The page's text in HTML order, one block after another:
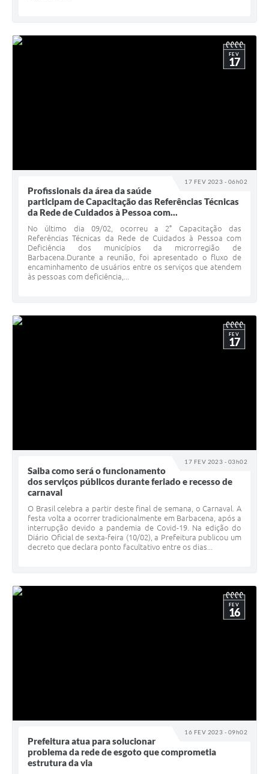
17 FEV 2023 - 06h02
FEV
17
Profissionais da área da saúde
participam de Capacitação das Referências Técnicas
da Rede de Cuidados à Pessoa com...
No último dia 09/02, ocorreu a 2° Capacitação das
Referências Técnicas da Rede de Cuidados à Pessoa com
Deficiência dos municípios da microrregião de
Barbacena.Durante a reunião, foi apresentado o fluxo de
encaminhamento de usuários entre os serviços que atendem
às pessoas com deficiência,...
17 FEV 2023 - 03h02
FEV
17
Saiba como será o funcionamento
dos serviços públicos durante feriado e recesso de
carnaval
O Brasil celebra a partir deste final de semana, o Carnaval. A
festa volta a ocorrer tradicionalmente em Barbacena, após a
interrupção devido a pandemia de Covid-19. Na edição do
Diário Oficial de sexta-feira (10/02), a Prefeitura publicou um
decreto que declara ponto facultativo entre os dias...
16 FEV 2023 - 09h02
FEV
16
Prefeitura atua para solucionar
problema da rede de esgoto que comprometia
estrutura da via